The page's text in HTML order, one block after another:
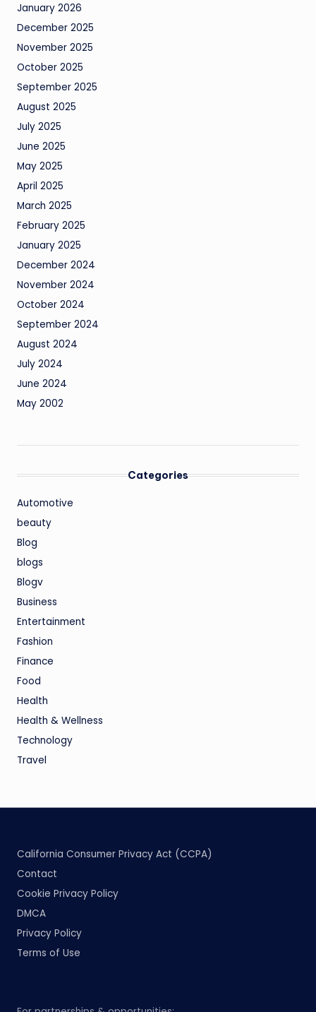
January 2026
December 2025
November 2025
October 2025
September 2025
August 2025
July 2025
June 2025
May 2025
April 2025
March 2025
February 2025
January 2025
December 2024
November 2024
October 2024
September 2024
August 2024
July 2024
June 2024
May 2002
Categories
Automotive
beauty
Blog
blogs
Blogv
Business
Entertainment
Fashion
Finance
Food
Health
Health & Wellness
Technology
Travel
California Consumer Privacy Act (CCPA)
Contact
Cookie Privacy Policy
DMCA
Privacy Policy
Terms of Use